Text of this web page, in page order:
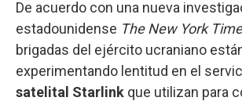
De acuerdo con una nueva
estadounidense The New York
brigadas del ejército ucraniano
experimentando lentitud en el
satelital Starlink que utilizan para